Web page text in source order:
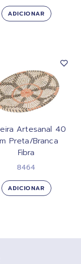
ADICIONAR
Artesanal 40
Preta/Branca
Fibra
8464
ADICIONAR